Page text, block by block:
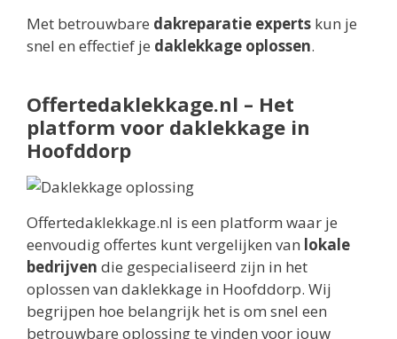
Met betrouwbare dakreparatie experts kun je
snel en effectief je daklekkage oplossen.
Offertedaklekkage.nl – Het
platform voor daklekkage in
Hoofddorp
Offertedaklekkage.nl is een platform waar je
eenvoudig offertes kunt vergelijken van lokale
bedrijven die gespecialiseerd zijn in het
oplossen van daklekkage in Hoofddorp. Wij
begrijpen hoe belangrijk het is om snel een
betrouwbare oplossing te vinden voor jouw